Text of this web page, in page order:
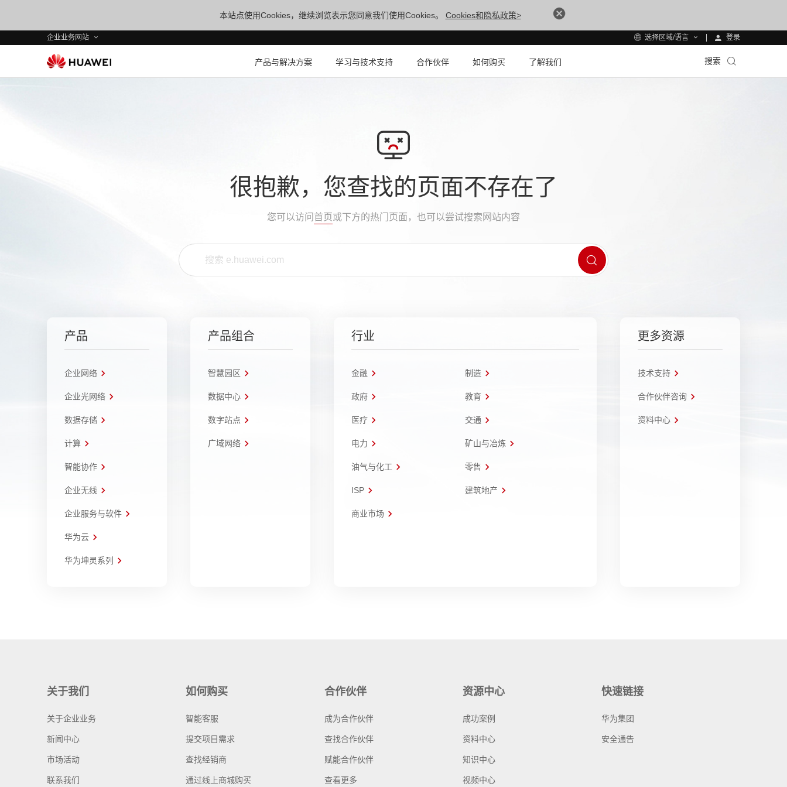
本站点使用Cookies，继续浏览表示您同意我们使用Cookies。 Cookies和隐私政策>
企业业务网站 选择区域/语言 登录
产品与解决方案 学习与技术支持 合作伙伴 如何购买 了解我们 搜索
很抱歉，您查找的页面不存在了
您可以访问 首页或下方的热门页面，也可以尝试搜索网站内容
产品
企业网络
企业光网络
数据存储
计算
智能协作
企业无线
企业服务与软件
华为云
华为坤灵系列
产品组合
智慧园区
数据中心
数字站点
广域网络
行业
金融 制造
政府 教育
医疗 交通
电力 矿山与冶炼
油气与化工 零售
ISP 建筑地产
商业市场
更多资源
技术支持
合作伙伴咨询
资料中心
关于我们
关于企业业务
新闻中心
市场活动
联系我们
如何购买
智能客服
提交项目需求
查找经销商
通过线上商城购买
合作伙伴
成为合作伙伴
查找合作伙伴
赋能合作伙伴
查看更多
资源中心
成功案例
资料中心
知识中心
视频中心
快速链接
华为集团
安全通告